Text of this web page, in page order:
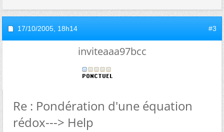
17/10/2005, 18h14 #3
inviteaaa97bcc
Re : Pondération d'une équation
rédox---> Help